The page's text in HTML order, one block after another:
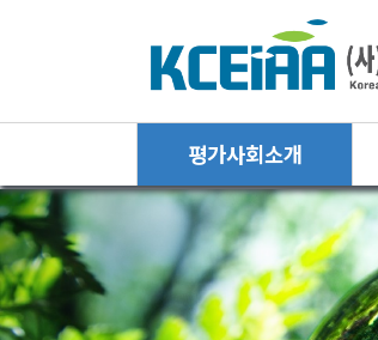
평가사회소개